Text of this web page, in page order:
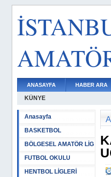
ANASAYFA HABER ARA
KÜNYE
Anasayfa
BASKETBOL
BÖLGESEL AMATÖR LİG
FUTBOL OKULU
HENTBOL LİGLERİ